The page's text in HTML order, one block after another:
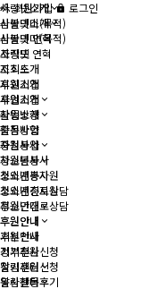
회원가입
로그인
사랑넷소개
심볼의미(목적)
사랑넷 연혁
조직도
지회소개
후원기업
사업소개
활동방향
중점사업
자원봉사
청소년봉사
소외계층지원
청소년진로상담
후원안내
후원안내
기부천사
정기후원신청
알림센터
사랑넷소개
심볼의미(목적)
사랑넷 연혁
조직도
지회소개
후원기업
사업소개
활동방향
중점사업
자원봉사
청소년봉사
소외계층지원
청소년진로상담
후원안내
후원안내
기부천사
정기후원신청
알림센터
봉사활동후기